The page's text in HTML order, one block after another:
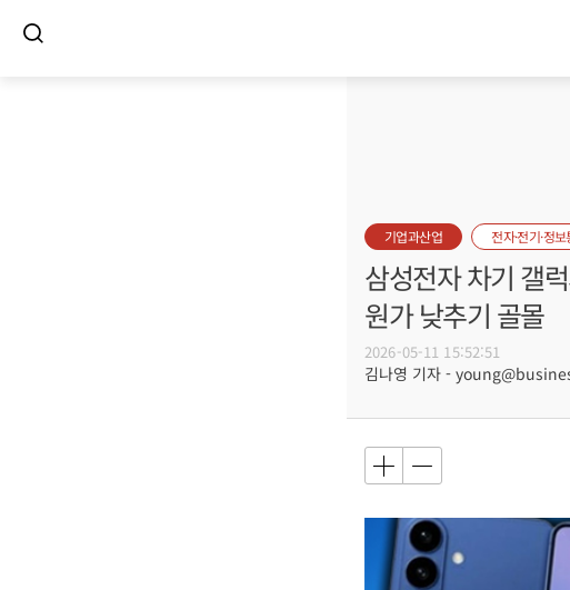
기업과산업 전자·전기·정
삼성전자 차기 갤
원가 낮추기 골몰
2026-05-11 15:52:51
김나영 기자 -